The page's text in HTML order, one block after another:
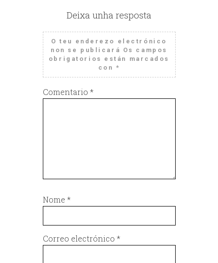
Deixa unha resposta
O teu enderezo electrónico
non se publicará Os campos
obrigatorios están marcados
con *
Comentario *
Nome *
Correo electrónico *